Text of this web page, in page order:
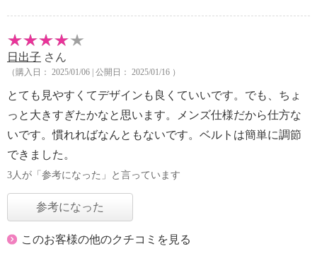
日出子 さん
（購入日： 2025/01/06 | 公開日： 2025/01/16 ）
とても見やすくてデザインも良くていいです。でも、ちょ
っと大きすぎたかなと思います。メンズ仕様だから仕方な
いです。慣れればなんともないです。ベルトは簡単に調節
できました。
3人が「参考になった」と言っています
参考になった
このお客様の他のクチコミを見る